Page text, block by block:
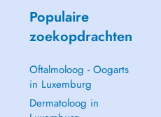
Populaire
zoekopdrachten
Oftalmoloog - Oogarts
in Luxemburg
Dermatoloog in